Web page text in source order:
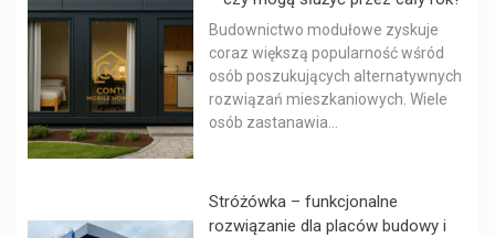
Budownictwo modułowe zyskuje
coraz większą popularność wśród
osób poszukujących alternatywnych
rozwiązań mieszkaniowych. Wiele
osób zastanawia...
Stróżówka – funkcjonalne
rozwiązanie dla placów budowy i